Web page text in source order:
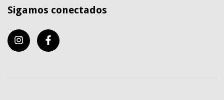
Sigamos conectados